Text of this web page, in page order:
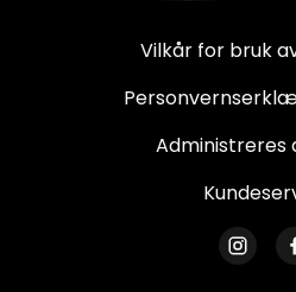
Vilkår for bruk
Administreres